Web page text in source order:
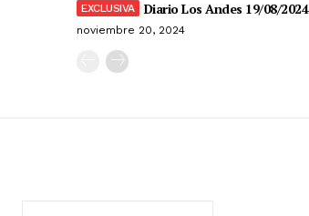
Diario Los Andes 19/08/2024
noviembre 20, 2024